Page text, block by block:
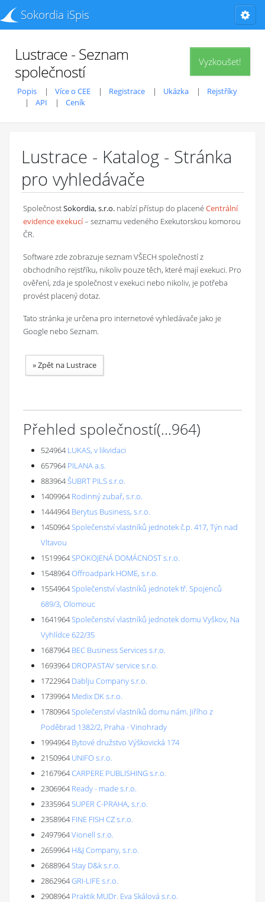
Sokordia iSpis
Vyzkoušet!
Lustrace - Seznam
společností
Popis Více o CEE Registrace Ukázka
Rejstříky
API
Ceník
Lustrace - Katalog - Stránka
pro vyhledávače
SpolečnostSokordia, s.r.o. nabízí přístup do placenéCentrální
evidence exekucí– seznamu vedeného Exekutorskou komorou
ČR.
Software zde zobrazuje seznam VŠECH společností z
obchodního rejstříku, nikoliv pouze těch, které mají exekuci. Pro
ověření, zda je společnost v exekuci nebo nikoliv, je potřeba
provést placený dotaz.
Tato stránka je určena pro internetové vyhledávače jako je
Google nebo Seznam.
»Zpět na Lustrace
Přehled společností(...964)
524964 LUKAS, v likvidaci
657964 PILANA a.s.
883964ŠUBRT PILS s.r.o.
1409964 Rodinný zubař, s.r.o.
1444964 Berytus Business, s.r.o.
1450964Společenství vlastníků jednotek č.p. 417, Týn nad
Vltavou
1519964SPOKOJENÁ DOMÁCNOST s.r.o.
1548964Offroadpark HOME, s.r.o.
1554964Společenství vlastníků jednotek tř. Spojenců
689/3, Olomouc
1641964Společenství vlastníků jednotek domu Vyškov, Na
Vyhlídce 622/35
1687964 BEC Business Services s.r.o.
1693964 DROPASTAV service s.r.o.
1722964 Dablju Company s.r.o.
1739964 Medix DK s.r.o.
1780964Společenství vlastníků domu nám. Jiřího z
Poděbrad 1382/2, Praha - Vinohrady
1994964 Bytové družstvo Výškovická 174
2150964 UNIFO s.r.o.
2167964CARPERE PUBLISHING s.r.o.
2306964 Ready - made s.r.o.
2335964SUPER C-PRAHA, s.r.o.
2358964 FINE FISH CZ s.r.o.
2497964Vionell s.r.o.
2659964 H&J Company, s.r.o.
2688964Stay D&k s.r.o.
2862964GRI-LIFE s.r.o.
2908964 Praktik MUDr. Eva Skálová s.r.o.